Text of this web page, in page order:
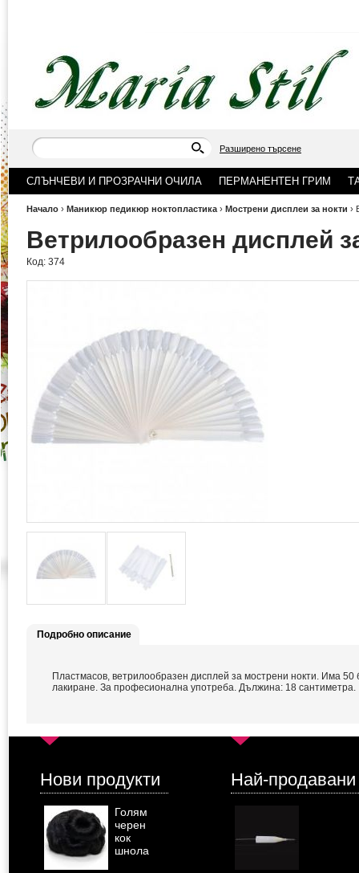
Разширено търсене
СЛЪНЧЕВИ И ПРОЗРАЧНИ ОЧИЛА ПЕРМАНЕНТЕН ГРИМ
Начало › Маникюр педикюр ноктопластика › Мострени дисплеи за нокти ›
Ветрилообразен дисплей
Код: 374
Подробно описание
Пластмасов, ветрилообразен дисплей за мострени нокти. Има 50
лакиране. За професионална употреба. Дължина: 18 сантиметра.
Нови продукти
Голям
черен
кок
шнола
Най-продавани